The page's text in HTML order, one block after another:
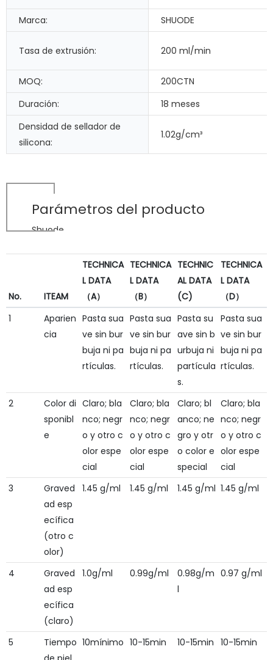
Marca: SHUODE
Tasa de extrusión: 200 ml/min
MOQ:
200CTN
Duración:
18 meses
Densidad de sellador de
silicona:
1.02g/cm³
Parámetros del producto
Shuode
No. ITEAM
TECHNICA
L DATA
（A）
TECHNICA
L DATA
（B）
TECHNIC
AL DATA
(C)
TECHNICA
L DATA
（D）
1
Aparien
cia
Pasta sua
ve sin bur
buja ni pa
rtículas.
Pasta sua
ve sin bur
buja ni pa
rtículas.
Pasta su
ave sin b
urbuja ni
partícula
s.
Pasta sua
ve sin bur
buja ni pa
rtículas.
2
Color di
sponibl
e
Claro; bla
nco; negr
o y otro c
olor espe
cial
Claro; bla
nco; negr
o y otro c
olor espe
cial
Claro; bl
anco; ne
gro y otr
o color e
special
Claro; bla
nco; negr
o y otro c
olor espe
cial
3
Graved
ad esp
ecífica
(otro c
olor)
1.45 g/ml 1.45 g/ml 1.45 g/ml 1.45 g/ml
4
Graved
ad esp
ecífica
(claro)
1.0g/ml 0.99g/ml
0.98g/m
l
0.97 g/ml
5
Tiempo 10mínimo 10-15min 10-15min 10-15min